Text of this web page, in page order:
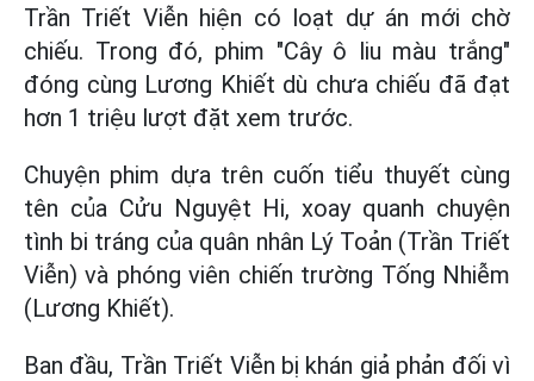
Trần Triết Viễn hiện có loạt dự án mới chờ
chiếu. Trong đó, phim "Cây ô liu màu trắng"
đóng cùng Lương Khiết dù chưa chiếu đã đạt
hơn 1 triệu lượt đặt xem trước.
Chuyện phim dựa trên cuốn tiểu thuyết cùng
tên của Cửu Nguyệt Hi, xoay quanh chuyện
tình bi tráng của quân nhân Lý Toản (Trần Triết
Viễn) và phóng viên chiến trường Tống Nhiễm
(Lương Khiết).
Ban đầu, Trần Triết Viễn bị khán giả phản đối vì